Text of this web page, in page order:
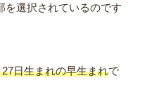
を選択されているのです
日生まれの早生まれで